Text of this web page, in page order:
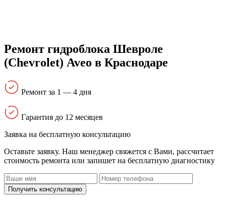
Ремонт гидроблока Шевроле
(Chevrolet) Aveo в Краснодаре
Ремонт за 1 — 4 дня
Гарантия до 12 месяцев
Заявка на бесплатную консультацию
Оставьте заявку. Наш менеджер свяжется с Вами, расcчитает
стоимость ремонта или запишет на бесплатную диагностику
Получить консультацию